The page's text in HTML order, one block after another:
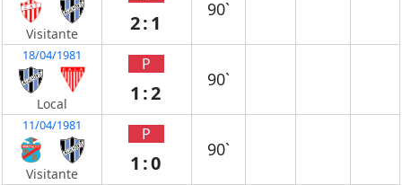
Visitante 2:1
90`
18/04/1981
Local
P
1:2
90`
11/04/1981
Visitante
P
1:0
90`